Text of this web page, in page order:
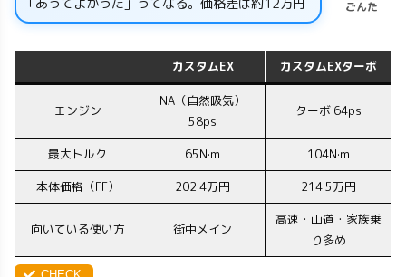
ごんた
「あってよかった」ってなる。価格差は約12万円
カスタムEX カスタムEXターボ
エンジン
NA（自然吸気）
58ps
ターボ 64ps
最大トルク 65N·m
104N·m
本体価格（FF）
202.4万円 214.5万円
向いている使い方 街中メイン
高速・山道・家族乗
り多め